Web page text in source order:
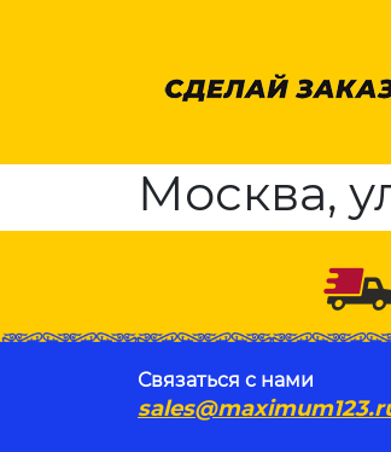
Москва,
Связаться с нами